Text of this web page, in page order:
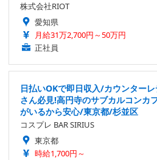
株式会社RIOT
愛知県
月給31万2,700円～50万円
正社員
日払いOKで即日収入/カウンター
さん必見!高円寺のサブカルコンカ
がいるから安心/東京都/杉並区
コスプレ BAR SIRIUS
東京都
時給1,700円～